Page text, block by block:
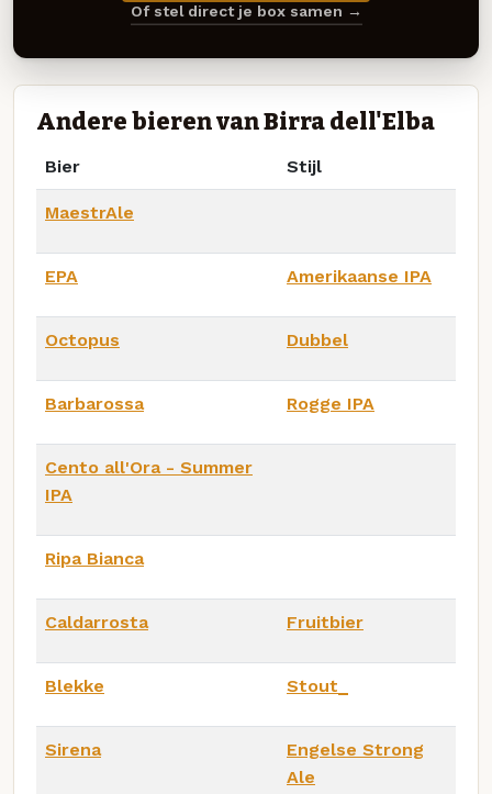
Of stel direct je box samen →
Andere bieren van Birra dell'Elba
Bier Stijl
MaestrAle
EPA Amerikaanse IPA
Octopus Dubbel
Barbarossa Rogge IPA
Cento all'Ora - Summer
IPA
Ripa Bianca
Caldarrosta Fruitbier
Blekke Stout_
Sirena
Engelse Strong
Ale